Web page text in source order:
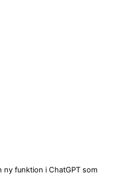
funktion i ChatGPT som